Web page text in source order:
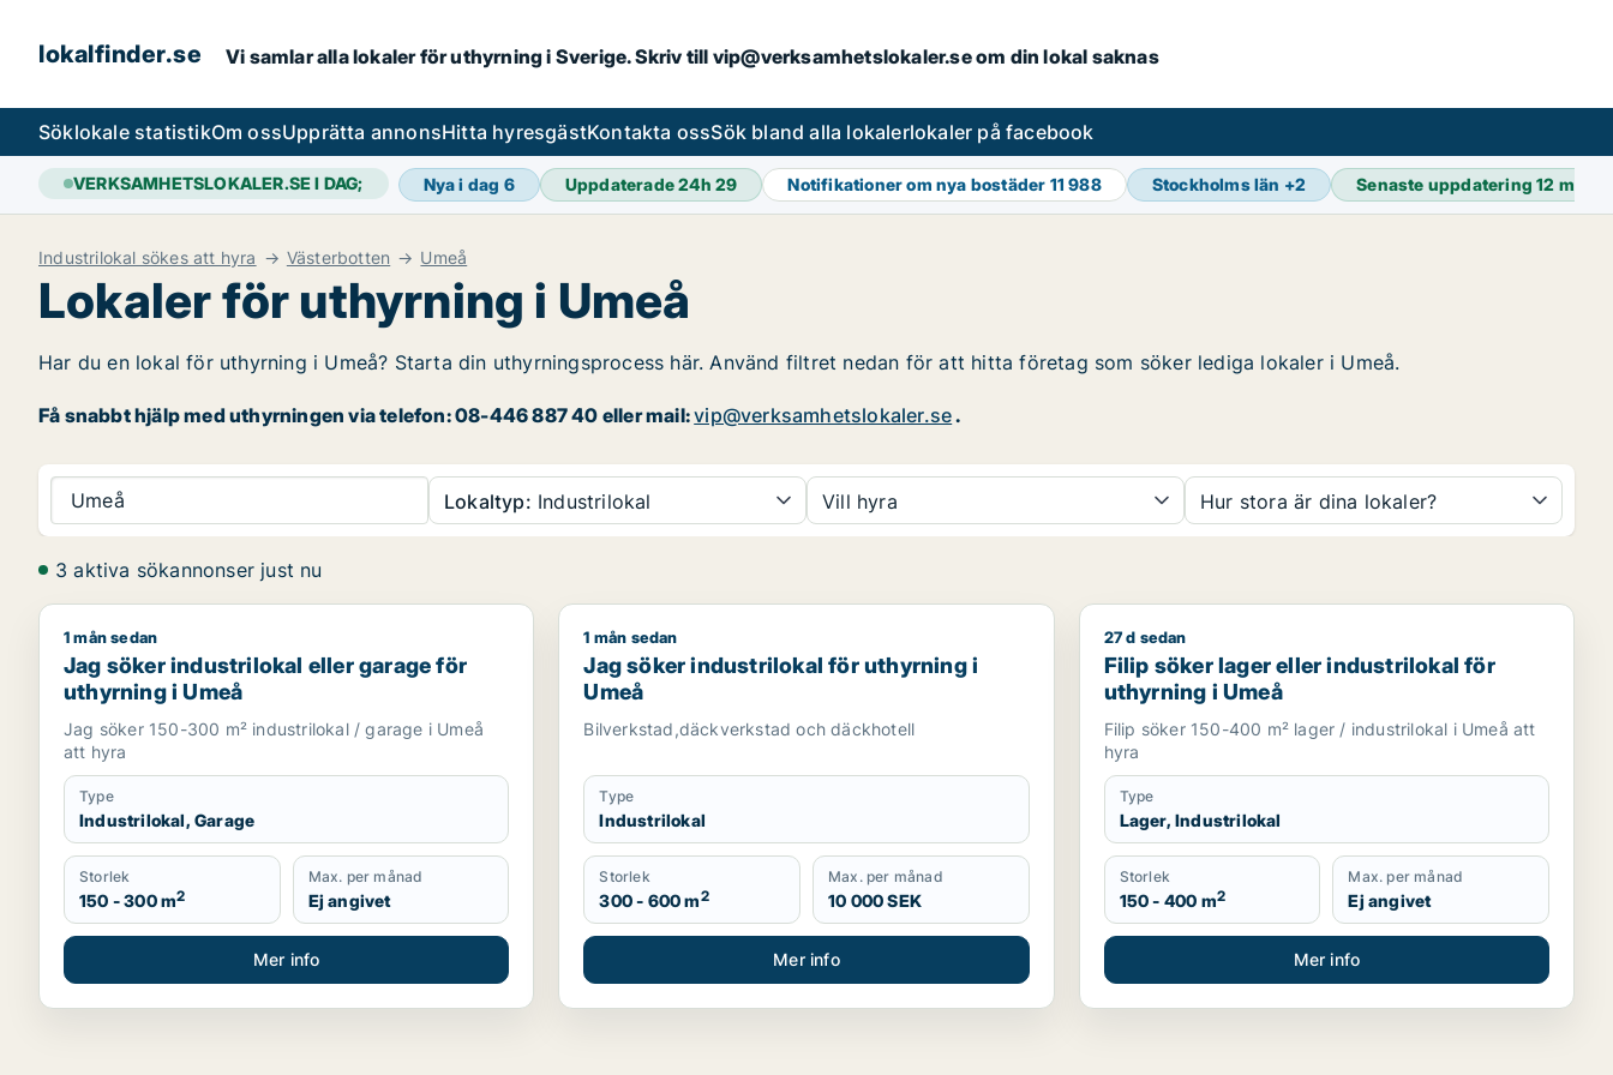
lokalfinder.se Vi samlar alla lokaler för uthyrning i Sverige. Skriv till vip@verksamhetslokaler.se om din lokal saknas
Söklokale statistikOm ossUpprätta annonsHitta hyresgästKontakta ossSök bland alla lokalerlokaler på facebook
VERKSAMHETSLOKALER.SE I DAG; Nya i dag 6 Uppdaterade 24h29 Notifikationer om nya bostäder 11 988 Stockholms län +2 Senaste uppdatering12 min
Industrilokal sökes att hyra Västerbotten Umeå
Lokaler för uthyrning i Umeå
Har du en lokal för uthyrning i Umeå? Starta din uthyrningsprocess här. Använd filtret nedan för att hitta företag som söker lediga lokaler i Umeå.
Få snabbt hjälp med uthyrningen via telefon: 08-446 887 40 eller mail:vip@verksamhetslokaler.se.
Umeå Lokaltyp: Industrilokal Vill hyra Hur stora är dina lokaler?
3 aktiva sökannonser just nu
Jag söker industrilokal eller garage för uthyrning i Umeå
1 mån sedan
Jag söker industrilokal eller garage för
uthyrning i Umeå
Jag söker 150-300 m² industrilokal / garage i Umeå
att hyra
Type
Industrilokal, Garage
Storlek
150 - 300 m2
Max. per månad
Ej angivet
Mer info
Jag söker industrilokal för uthyrning i Umeå
1 mån sedan
Jag söker industrilokal för uthyrning i
Umeå
Bilverkstad,däckverkstad och däckhotell
Type
Industrilokal
Storlek
300 - 600 m2
Max. per månad
10 000 SEK
Mer info
Filip söker lager eller industrilokal för uthyrning i
27 d sedan
Filip söker lager eller industrilokal för
uthyrning i Umeå
Filip söker 150-400 m² lager / industrilokal i Umeå att
hyra
Type
Lager, Industrilokal
Storlek
150 - 400 m2
Max. per månad
Ej angivet
Mer info